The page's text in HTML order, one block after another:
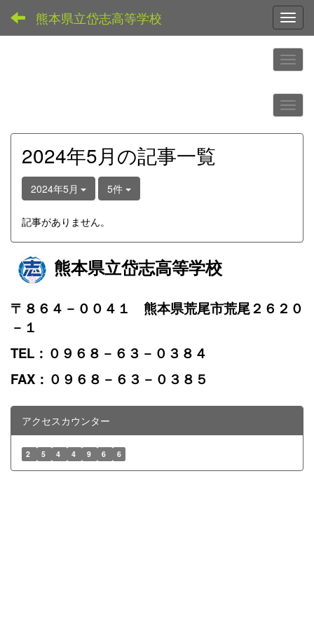
熊本県立岱志高等学校
2024年5月の記事一覧
2024年5月 5件
記事がありません。
熊本県立岱志高等学校
〒８６４－００４１ 熊本県荒尾市荒尾２６２０
－１
TEL：０９６８－６３－０３８４
FAX：０９６８－６３－０３８５
アクセスカウンター
2 5 4 4 9 6 6